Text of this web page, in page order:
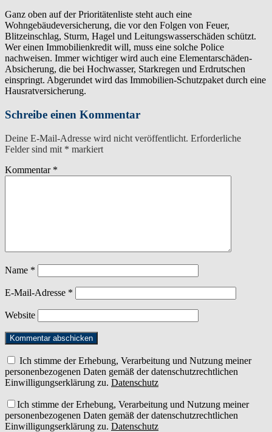
Ganz oben auf der Prioritätenliste steht auch eine
Wohngebäudeversicherung, die vor den Folgen von Feuer,
Blitzeinschlag, Sturm, Hagel und Leitungswasserschäden schützt.
Wer einen Immobilienkredit will, muss eine solche Police
nachweisen. Immer wichtiger wird auch eine Elementarschäden-
Absicherung, die bei Hochwasser, Starkregen und Erdrutschen
einspringt. Abgerundet wird das Immobilien-Schutzpaket durch eine
Hausratversicherung.
Schreibe einen Kommentar
Deine E-Mail-Adresse wird nicht veröffentlicht. Erforderliche
Felder sind mit * markiert
Kommentar *
Name *
E-Mail-Adresse *
Website
Ich stimme der Erhebung, Verarbeitung und Nutzung meiner
personenbezogenen Daten gemäß der datenschutzrechtlichen
Einwilligungserklärung zu. Datenschutz
Ich stimme der Erhebung, Verarbeitung und Nutzung meiner
personenbezogenen Daten gemäß der datenschutzrechtlichen
Einwilligungserklärung zu. Datenschutz